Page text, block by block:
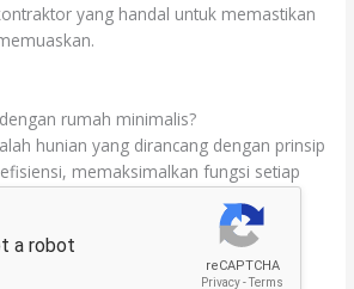
yang handal untuk memastikan
rumah minimalis?
hunian yang dirancang dengan prinsip
memaksimalkan fungsi setiap
yang berlebihan.
dibutuhkan untuk renovasi rumah